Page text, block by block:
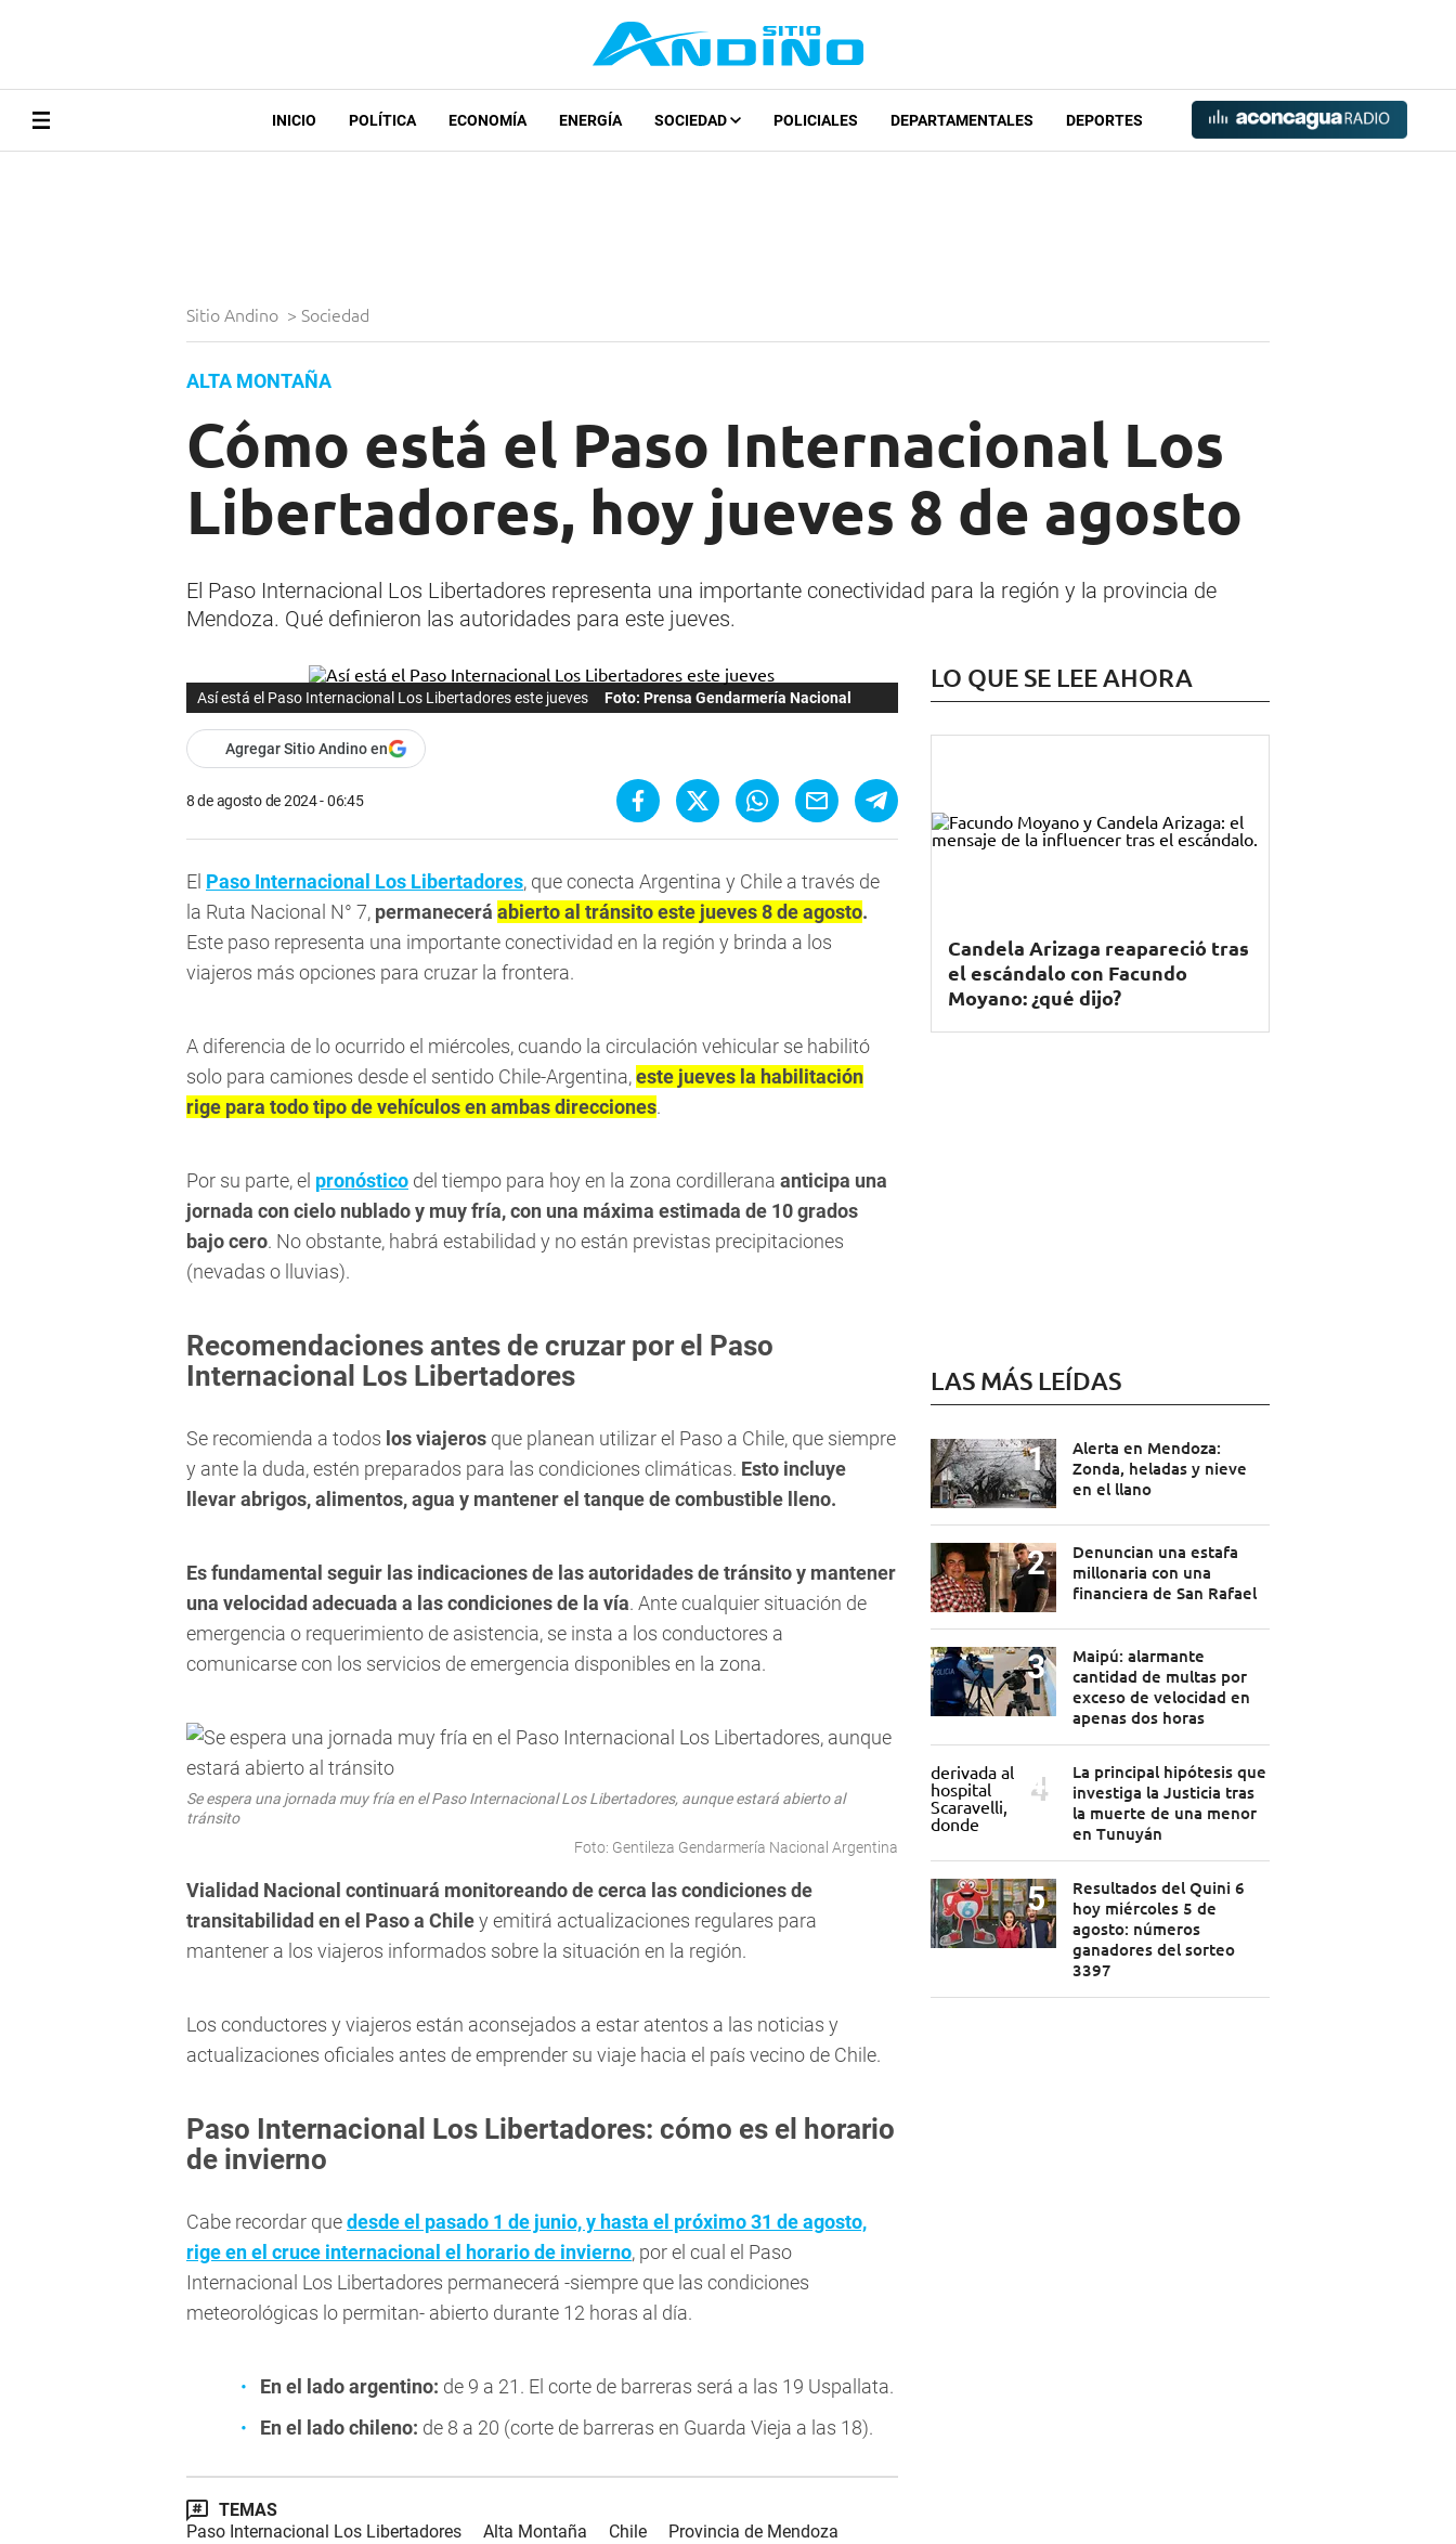
INICIO POLÍTICA ECONOMÍA ENERGÍA SOCIEDAD POLICIALES DEPARTAMENTALES DEPORTES
Sitio Andino > Sociedad
ALTA MONTAÑA
Cómo está el Paso Internacional Los
Libertadores, hoy jueves 8 de agosto
El Paso Internacional Los Libertadores representa una importante conectividad para la región y la provincia de
Mendoza. Qué definieron las autoridades para este jueves.
Así está el Paso Internacional Los Libertadores este jueves Foto: Prensa Gendarmería Nacional
Agregar Sitio Andino en
8 de agosto de 2024 - 06:45
El Paso Internacional Los Libertadores, que conecta Argentina y Chile a través de
la Ruta Nacional N° 7, permanecerá abierto al tránsito este jueves 8 de agosto.
Este paso representa una importante conectividad en la región y brinda a los
viajeros más opciones para cruzar la frontera.
A diferencia de lo ocurrido el miércoles, cuando la circulación vehicular se habilitó
solo para camiones desde el sentido Chile-Argentina,este jueves la habilitación
rige para todo tipo de vehículos en ambas direcciones.
Por su parte, el pronóstico del tiempo para hoy en la zona cordillerana anticipa una
jornada con cielo nublado y muy fría, con una máxima estimada de 10 grados
bajo cero. No obstante, habrá estabilidad y no están previstas precipitaciones
(nevadas o lluvias).
Recomendaciones antes de cruzar por el Paso
Internacional Los Libertadores
Se recomienda a todos los viajeros que planean utilizar el Paso a Chile, que siempre
y ante la duda, estén preparados para las condiciones climáticas. Esto incluye
llevar abrigos, alimentos, agua y mantener el tanque de combustible lleno.
Es fundamental seguir las indicaciones de las autoridades de tránsito y mantener
una velocidad adecuada a las condiciones de la vía. Ante cualquier situación de
emergencia o requerimiento de asistencia, se insta a los conductores a
comunicarse con los servicios de emergencia disponibles en la zona.
Se espera una jornada muy fría en el Paso Internacional Los Libertadores, aunque estará abierto al
tránsito
Foto: Gentileza Gendarmería Nacional Argentina
Vialidad Nacional continuará monitoreando de cerca las condiciones de
transitabilidad en el Paso a Chiley emitirá actualizaciones regulares para
mantener a los viajeros informados sobre la situación en la región.
Los conductores y viajeros están aconsejados a estar atentos a las noticias y
actualizaciones oficiales antes de emprender su viaje hacia el país vecino de Chile.
Paso Internacional Los Libertadores: cómo es el horario
de invierno
Cabe recordar quedesde el pasado 1 de junio, y hasta el próximo 31 de agosto,
rige en el cruce internacional el horario de invierno, por el cual el Paso
Internacional Los Libertadores permanecerá -siempre que las condiciones
meteorológicas lo permitan- abierto durante 12 horas al día.
En el lado argentino: de 9 a 21. El corte de barreras será a las 19 Uspallata.
En el lado chileno: de 8 a 20 (corte de barreras en Guarda Vieja a las 18).
TEMAS
Paso Internacional Los Libertadores
Alta Montaña Chile Provincia de Mendoza
LO QUE SE LEE AHORA
Candela Arizaga reapareció tras
el escándalo con Facundo
Moyano: ¿qué dijo?
LAS MÁS LEÍDAS
Alerta en Mendoza:
Zonda, heladas y nieve
en el llano
Denuncian una estafa
millonaria con una
financiera de San Rafael
Maipú: alarmante
cantidad de multas por
exceso de velocidad en
apenas dos horas
La principal hipótesis que
investiga la Justicia tras
la muerte de una menor
en Tunuyán
Resultados del Quini 6
hoy miércoles 5 de
agosto: números
ganadores del sorteo
3397